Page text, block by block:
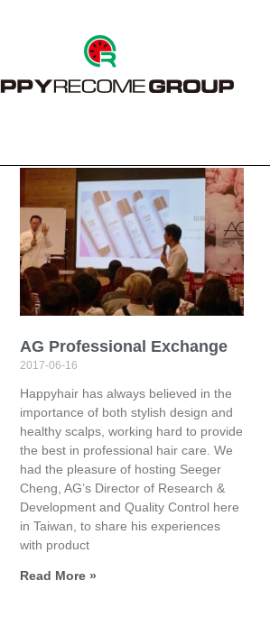
AG Professional Exchange
2017-06-16
Happyhair has always believed in the
importance of both stylish design and
healthy scalps, working hard to provide
the best in professional hair care. We
had the pleasure of hosting Seeger
Cheng, AG’s Director of Research &
Development and Quality Control here
in Taiwan, to share his experiences
with product
Read More »